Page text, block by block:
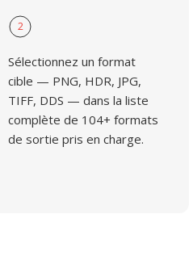
2
Sélectionnez un format
cible — PNG, HDR, JPG,
TIFF, DDS — dans la liste
complète de 104+ formats
de sortie pris en charge.